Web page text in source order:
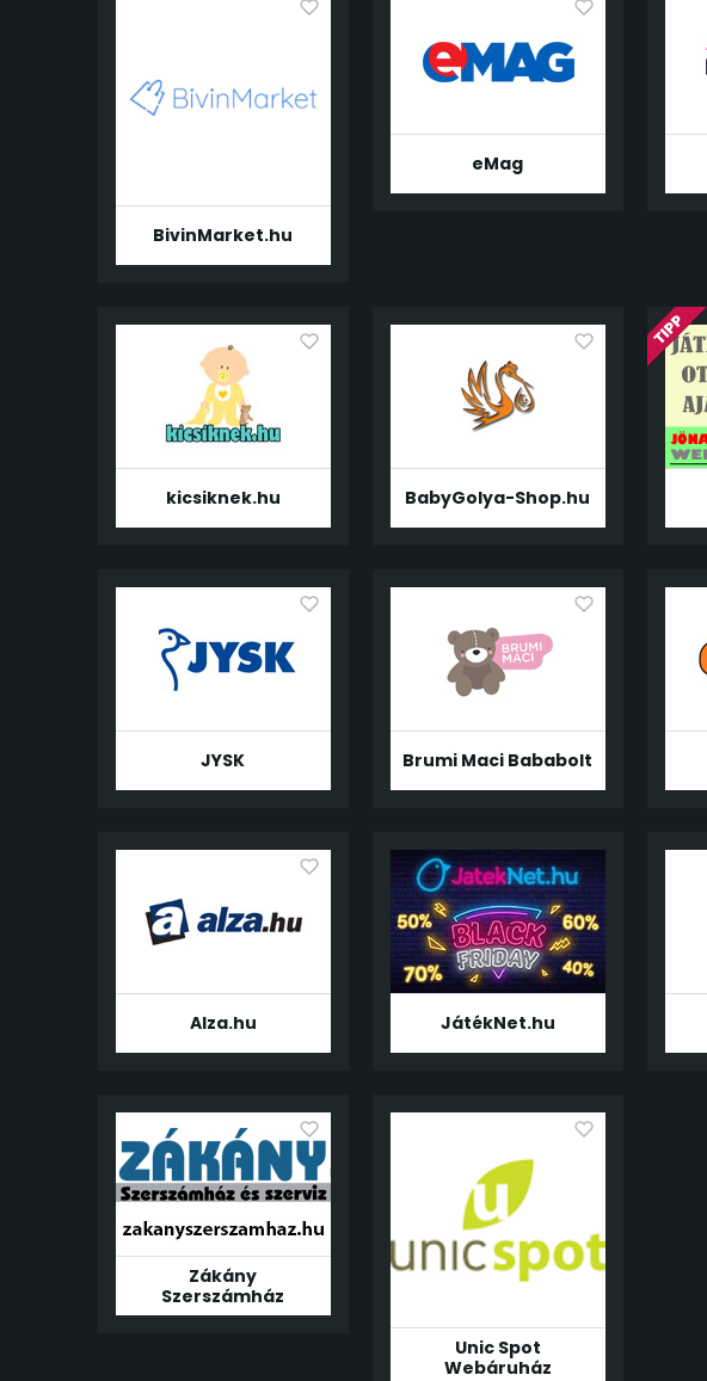
BivinMarket.hu
eMag
kicsiknek.hu BabyGolya-Shop.hu
JYSK Brumi Maci Bababolt
Alza.hu JátékNet.hu
Zákány
Szerszámház
Unic Spot
Webáruház